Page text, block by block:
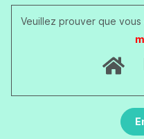
Veuillez prouver que